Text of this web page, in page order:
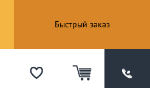
Быстрый заказ